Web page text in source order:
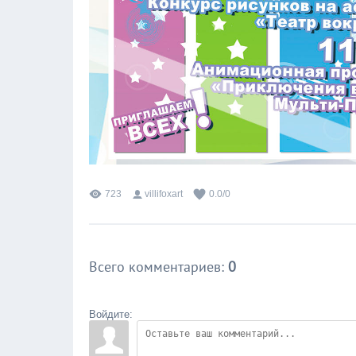
723 villifoxart 0.0/0
Всего комментариев: 0
Войдите: